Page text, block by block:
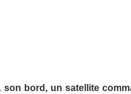
bord, un satellite